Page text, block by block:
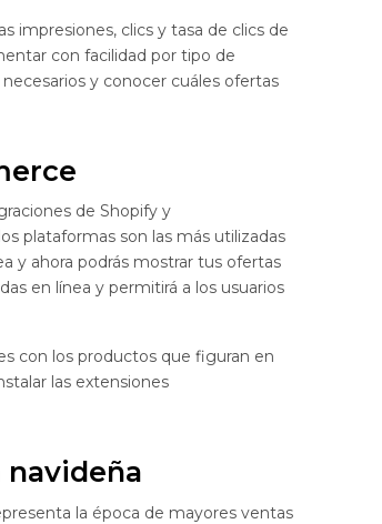
impresiones, clics y tasa de clics de
con facilidad por tipo de
y conocer cuáles ofertas
de Shopify y
plataformas son las más utilizadas
y ahora podrás mostrar tus ofertas
en línea y permitirá a los usuarios
con los productos que figuran en
las extensiones
la época de mayores ventas